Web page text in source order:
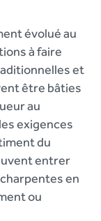
évolué au
à faire
et
être bâties
au
exigences
du
entrer
en
ou